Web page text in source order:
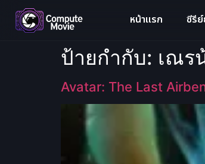
หน้าแรก ซีรี
ป้ายกำกับ: เณร
Avatar: The Last